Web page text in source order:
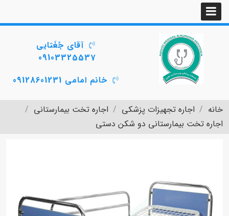
آقای جُغَتایی
09103325537
خانم امامی 09128601231
خانه اجاره تجهیزات پزشکی
اجاره تخت بیمارستانی
اجاره تخت بیمارستانی دو شکن دستی